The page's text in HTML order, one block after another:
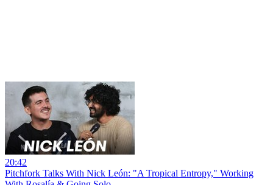
20:42
Pitchfork Talks With Nick León: "A Tropical Entropy," Working